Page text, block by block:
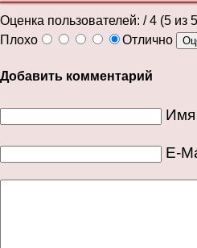
Оценка пользователей: / 4 (5 из 5
Плохо
Отлично
Добавить комментарий
Имя
E-